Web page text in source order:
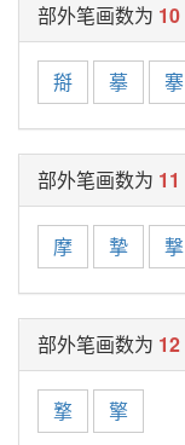
部外笔画数为 10
搿 摹 搴
部外笔画数为 11
摩 摯 撃
部外笔画数为 12
撉 擎